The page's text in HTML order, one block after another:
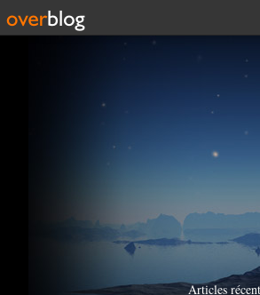
Articles